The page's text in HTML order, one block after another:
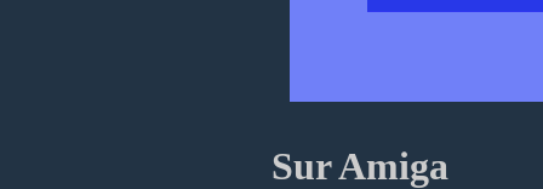
Sur Amiga